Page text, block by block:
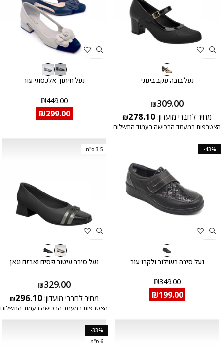
נעל בובה עקב בינוני
₪309.00
מחיר לחברי מועדון: ₪278.10
הצטרפות במעמד הרכישה בעמוד התשלום
נעל חיתוך אלכסוני עור
₪449.00
₪299.00
-43%
נעל סירה בשילוב ולקרו עור
₪349.00
₪199.00
3.5 ס"מ
נעל סירה עיטור פסים ואבזם וגאן
₪329.00
מחיר לחברי מועדון: ₪296.10
הצטרפות במעמד הרכישה בעמוד התשלום
-33%
6 ס"מ